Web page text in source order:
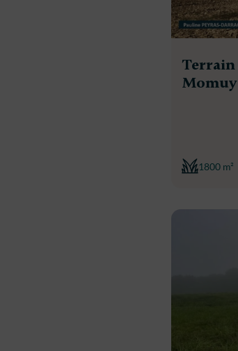
Terrain
Momuy
1800 m²